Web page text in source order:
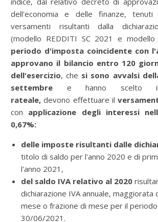
dell'economia e delle finanze,
versamenti risultanti dalla
(modello REDDITI SC 2021 e modello
periodo d'imposta coincidente con
approvano il bilancio entro 120
dell'esercizio, che si sono avvalsi
settembre e hanno
rateale,devono effettuare il
con applicazione degli interessi
0,67%:
delle imposte risultanti dalle
titolo di saldo per l'anno 2020 e di
l'anno 2021,
del saldo IVA relativo al 2020
dichiarazione IVA annuale, maggiorata
mese o frazione di mese per il
30/06/2021.